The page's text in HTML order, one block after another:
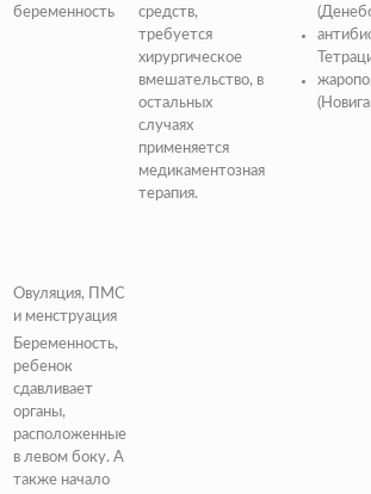
беременность
средств,
требуется
хирургическое
вмешательство, в
остальных
случаях
применяется
медикаментозная
терапия.
Овуляция, ПМС
и менструация
Беременность,
ребенок
сдавливает
органы,
расположенные
в левом боку. А
также начало